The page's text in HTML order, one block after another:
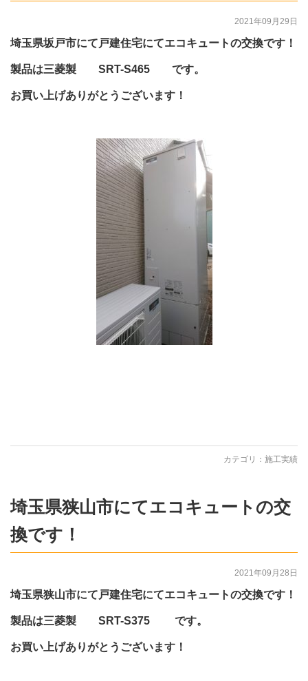
2021年09月29日
埼玉県坂戸市にて戸建住宅にてエコキュートの交換です！
製品は三菱製 SRT-S465 です。
お買い上げありがとうございます！
カテゴリ： 施工実績
埼玉県狭山市にてエコキュートの交
換です！
2021年09月28日
埼玉県狭山市にて戸建住宅にてエコキュートの交換です！
製品は三菱製 SRT-S375 です。
お買い上げありがとうございます！